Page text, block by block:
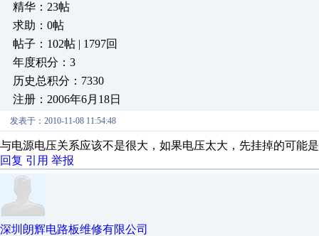
精华：23帖
求助：0帖
帖子：102帖 | 1797回
年度积分：3
历史总积分：7330
注册：2006年6月18日
发表于：2010-11-08 11:54:48
与电源电压关系应该不是很大，如果电压太大，先挂掉的可能
回复 引用 举报
深圳朗辉电路板维修有限公司